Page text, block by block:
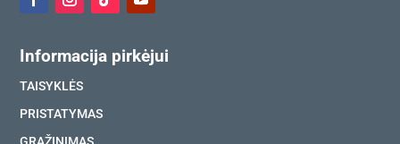
Informacija pirkėjui
TAISYKLĖS
PRISTATYMAS